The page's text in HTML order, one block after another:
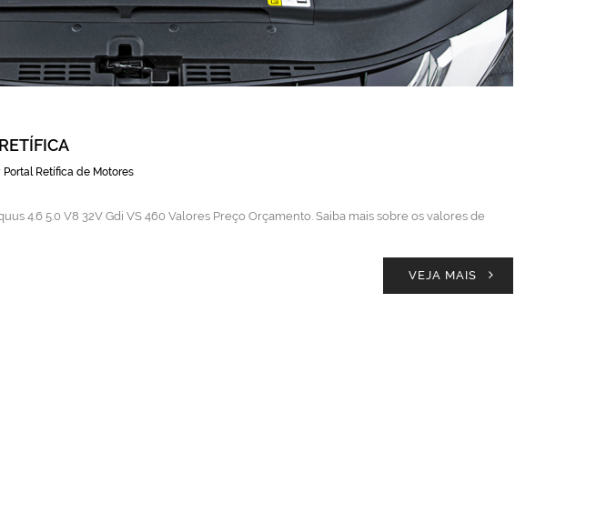
Portal Retífica de Motores
4.6 5.0 V8 32V Gdi VS 460 Valores Preço Orçamento. Saiba mais sobre os valores de
VEJA MAIS